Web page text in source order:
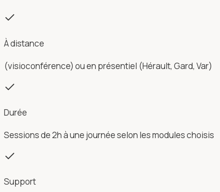
À distance
(visioconférence) ou en présentiel (Hérault, Gard, Var)
Durée
Sessions de 2h à une journée selon les modules choisis
Support